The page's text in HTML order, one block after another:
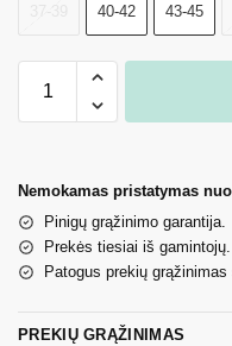
40-42 43-45
Nemokamas pristatymas
Pinigų grąžinimo garantija.
Prekės tiesiai iš gamintojų.
Patogus prekių grąžinimas
PREKIŲ GRĄŽINIMAS